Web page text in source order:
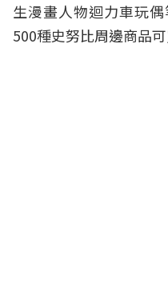
生漫畫人物迴力車玩
500種史努比周邊商品可